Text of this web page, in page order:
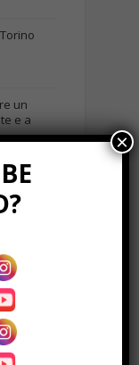
un
e a
×